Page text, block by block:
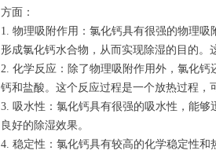
方面：
1. 物理吸附作用：氯化钙具有很强的物理
形成氯化钙水合物，从而实现除湿的目的
2. 化学反应：除了物理吸附作用外，氯化
钙和盐酸。这个反应过程是一个放热过程
3. 吸水性：氯化钙具有很强的吸水性，能
良好的除湿效果。
4. 稳定性：氯化钙具有较高的化学稳定性